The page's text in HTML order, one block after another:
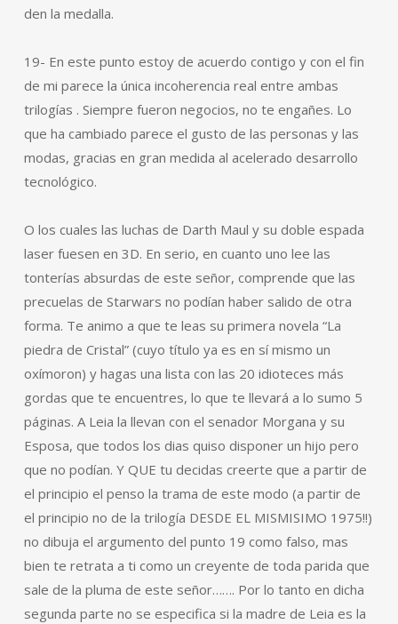
den la medalla.
19- En este punto estoy de acuerdo contigo y con el fin
de mi parece la única incoherencia real entre ambas
trilogías . Siempre fueron negocios, no te engañes. Lo
que ha cambiado parece el gusto de las personas y las
modas, gracias en gran medida al acelerado desarrollo
tecnológico.
O los cuales las luchas de Darth Maul y su doble espada
laser fuesen en 3D. En serio, en cuanto uno lee las
tonterías absurdas de este señor, comprende que las
precuelas de Starwars no podían haber salido de otra
forma. Te animo a que te leas su primera novela “La
piedra de Cristal” (cuyo título ya es en sí mismo un
oxímoron) y hagas una lista con las 20 idioteces más
gordas que te encuentres, lo que te llevará a lo sumo 5
páginas. A Leia la llevan con el senador Morgana y su
Esposa, que todos los dias quiso disponer un hijo pero
que no podían. Y QUE tu decidas creerte que a partir de
el principio el penso la trama de este modo (a partir de
el principio no de la trilogía DESDE EL MISMISIMO 1975!!)
no dibuja el argumento del punto 19 como falso, mas
bien te retrata a ti como un creyente de toda parida que
sale de la pluma de este señor……. Por lo tanto en dicha
segunda parte no se especifica si la madre de Leia es la